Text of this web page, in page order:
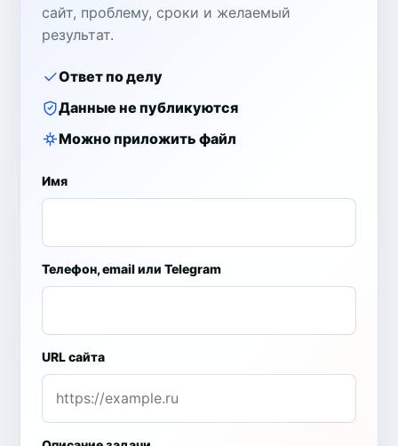
сайт, проблему, сроки и желаемый
результат.
Ответ по делу
Данные не публикуются
Можно приложить файл
Имя
Телефон, email или Telegram
URL сайта